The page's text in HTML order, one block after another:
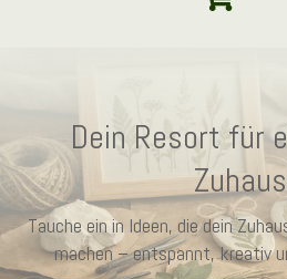
Dein Resort für
Tauche ein in Ideen, die dein
machen – entspannt, kreativ